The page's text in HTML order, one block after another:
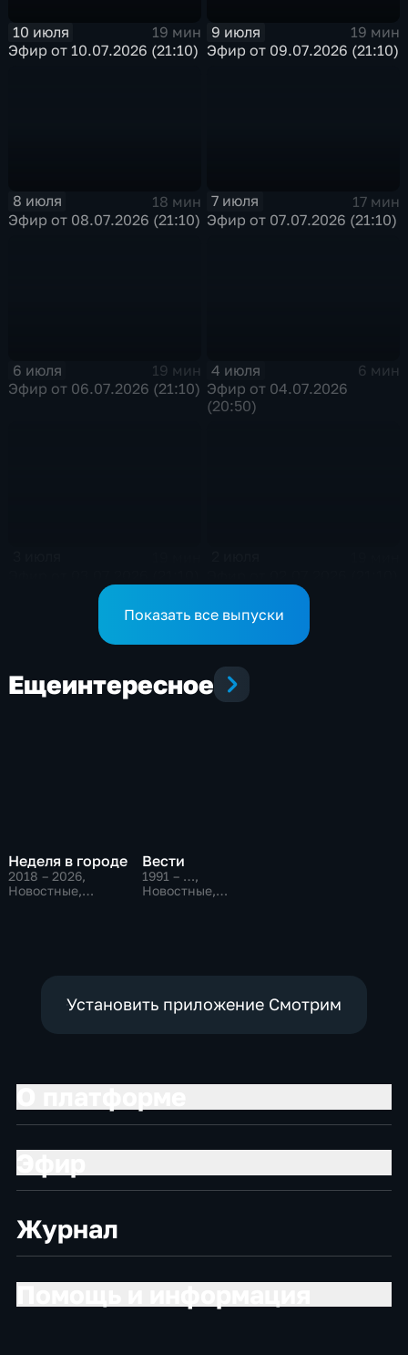
10 июля
19 мин
Эфир от 10.07.2026 (21:10)
9 июля
19 мин
Эфир от 09.07.2026 (21:10)
8 июля
18 мин
Эфир от 08.07.2026 (21:10)
7 июля
17 мин
Эфир от 07.07.2026 (21:10)
6 июля
19 мин
Эфир от 06.07.2026 (21:10)
4 июля
6 мин
Эфир от 04.07.2026
(20:50)
Показать все выпуски
Ещеинтересное
Неделя в городе
2018 – 2026,
Новостные,
Вести
1991 – …,
Новостные,
Установить приложение Смотрим
Журнал